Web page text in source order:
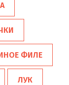
ФИЛЕ
ЛУК